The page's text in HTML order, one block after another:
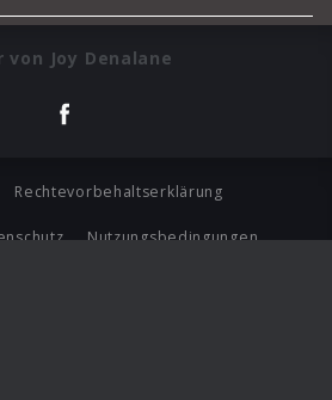
von Joy Denalane
Rechtevorbehaltserklärung
Nutzungsbedingungen